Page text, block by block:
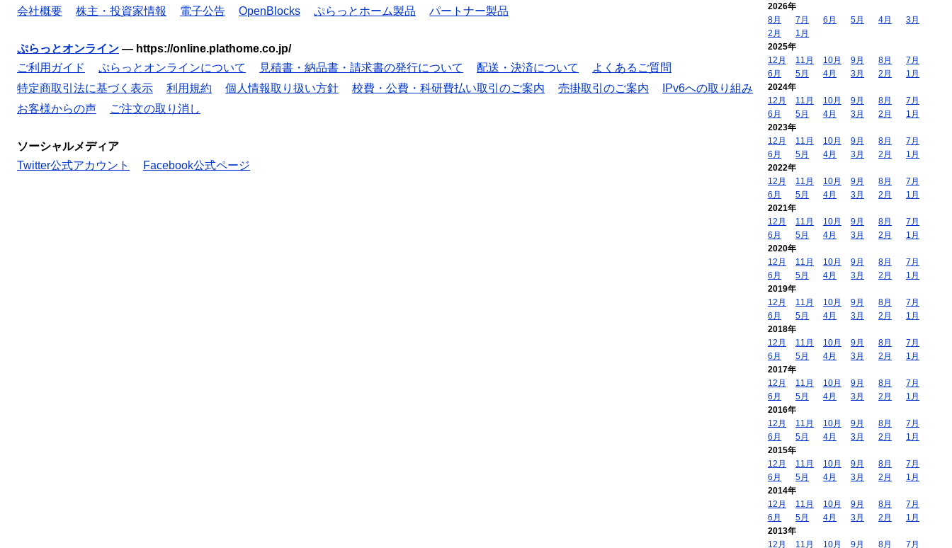
会社概要
株主・投資家情報 電子公告 OpenBlocks ぷらっとホーム製品 パートナー製品
ぷらっとオンライン — https://online.plathome.co.jp/
ご利用ガイド
ぷらっとオンラインについて 見積書・納品書・請求書の発行について 配送・決済について
よくあるご質問
特定商取引法に基づく表示
利用規約 個人情報取り扱い方針 校費・公費・科研費払い取引のご案内 売掛取引のご案内
IPv6への取り組み
お客様からの声
ご注文の取り消し
ソーシャルメディア
Twitter公式アカウント
Facebook公式ページ
2026年
8月
7月 6月 5月 4月
3月
2月
1月
2025年
12月
11月 10月 9月 8月
7月
6月
5月 4月 3月 2月
1月
2024年
12月
11月 10月 9月 8月
7月
6月
5月 4月 3月 2月
1月
2023年
12月
11月 10月 9月 8月
7月
6月
5月 4月 3月 2月
1月
2022年
12月
11月 10月 9月 8月
7月
6月
5月 4月 3月 2月
1月
2021年
12月
11月 10月 9月 8月
7月
6月
5月 4月 3月 2月
1月
2020年
12月
11月 10月 9月 8月
7月
6月
5月 4月 3月 2月
1月
2019年
12月
11月 10月 9月 8月
7月
6月
5月 4月 3月 2月
1月
2018年
12月
11月 10月 9月 8月
7月
6月
5月 4月 3月 2月
1月
2017年
12月
11月 10月 9月 8月
7月
6月
5月 4月 3月 2月
1月
2016年
12月
11月 10月 9月 8月
7月
6月
5月 4月 3月 2月
1月
2015年
12月
11月 10月 9月 8月
7月
6月
5月 4月 3月 2月
1月
2014年
12月
11月 10月 9月 8月
7月
6月
5月 4月 3月 2月
1月
2013年
12月
11月 10月 9月 8月 7月